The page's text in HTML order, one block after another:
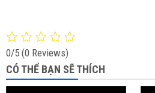
0/5 (0 Reviews)
CÓ THỂ BẠN SẼ THÍCH